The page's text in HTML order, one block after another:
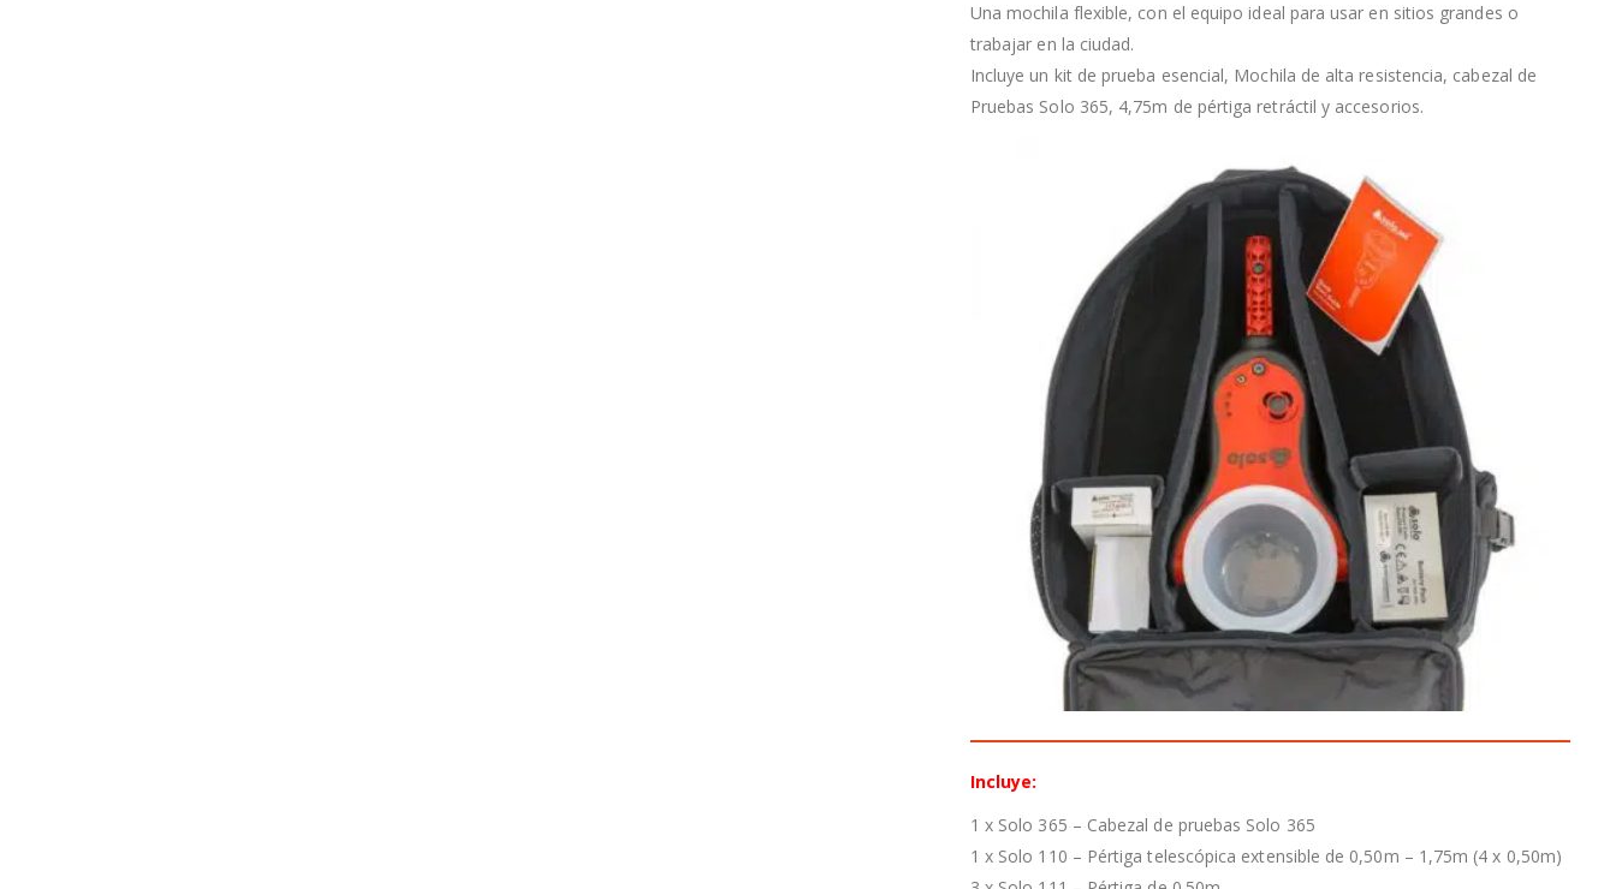
Una mochila flexible, con el equipo ideal para usar en sitios grandes o
trabajar en la ciudad.
Incluye un kit de prueba esencial, Mochila de alta resistencia, cabezal de
Pruebas Solo 365, 4,75m de pértiga retráctil y accesorios.
Incluye:
1 x Solo 365 – Cabezal de pruebas Solo 365
1 x Solo 110 – Pértiga telescópica extensible de 0,50m – 1,75m (4 x 0,50m)